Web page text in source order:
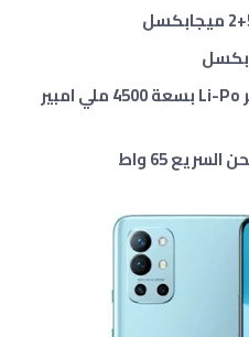
+2 ميجابكسل
البطارية 🔋 : ليثيوم بوليمر Li-Po بسعة 4500 ملي امبير
65 واط